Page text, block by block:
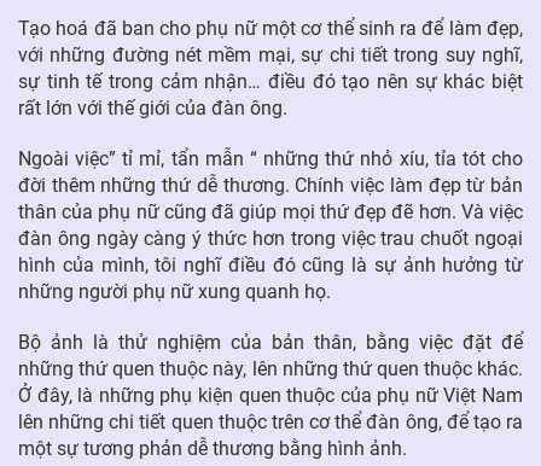
Tạo hoá đã ban cho phụ nữ một cơ thể sinh ra để làm đẹp,
với những đường nét mềm mại, sự chi tiết trong suy nghĩ,
sự tinh tế trong cảm nhận… điều đó tạo nên sự khác biệt
rất lớn với thế giới của đàn ông.
Ngoài việc” tỉ mỉ, tẩn mẫn “ những thứ nhỏ xíu, tỉa tót cho
đời thêm những thứ dễ thương. Chính việc làm đẹp từ bản
thân của phụ nữ cũng đã giúp mọi thứ đẹp đẽ hơn. Và việc
đàn ông ngày càng ý thức hơn trong việc trau chuốt ngoại
hình của mình, tôi nghĩ điều đó cũng là sự ảnh hưởng từ
những người phụ nữ xung quanh họ.
Bộ ảnh là thử nghiệm của bản thân, bằng việc đặt để
những thứ quen thuộc này, lên những thứ quen thuộc khác.
Ở đây, là những phụ kiện quen thuộc của phụ nữ Việt Nam
lên những chi tiết quen thuộc trên cơ thể đàn ông, để tạo ra
một sự tương phản dễ thương bằng hình ảnh.